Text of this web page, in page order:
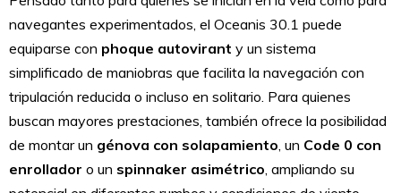
navegantes experimentados, el Oceanis 30.1 puede
equiparse con phoque autovirant y un sistema
simplificado de maniobras que facilita la navegación con
tripulación reducida o incluso en solitario. Para quienes
buscan mayores prestaciones, también ofrece la posibilidad
de montar un génova con solapamiento , un Code 0 con
enrollador o un spinnaker asimétrico , ampliando su